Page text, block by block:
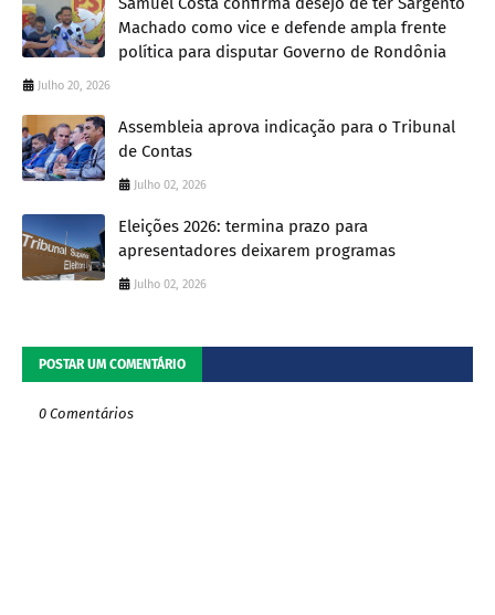
Machado como vice e defende ampla frente
política para disputar Governo de Rondônia
Julho 20, 2026
Assembleia aprova indicação para o Tribunal
de Contas
Julho 02, 2026
Eleições 2026: termina prazo para
apresentadores deixarem programas
Julho 02, 2026
POSTAR UM COMENTÁRIO
0 Comentários